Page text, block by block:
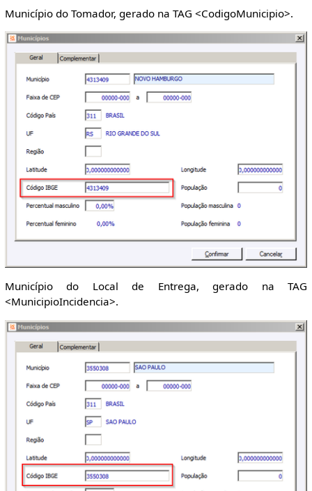
Município do Tomador, gerado na TAG <CodigoMunicipio>.
Município do Local de Entrega, gerado na TAG
<MunicipioIncidencia>.